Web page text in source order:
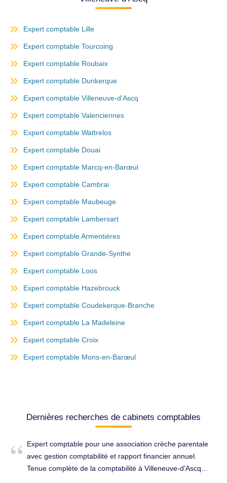
Expert comptable Lille
Expert comptable Tourcoing
Expert comptable Roubaix
Expert comptable Dunkerque
Expert comptable Villeneuve-d’Ascq
Expert comptable Valenciennes
Expert comptable Wattrelos
Expert comptable Douai
Expert comptable Marcq-en-Barœul
Expert comptable Cambrai
Expert comptable Maubeuge
Expert comptable Lambersart
Expert comptable Armentières
Expert comptable Grande-Synthe
Expert comptable Loos
Expert comptable Hazebrouck
Expert comptable Coudekerque-Branche
Expert comptable La Madeleine
Expert comptable Croix
Expert comptable Mons-en-Barœul
Dernières recherches de cabinets comptables
Expert comptable pour une association crèche parentale
avec gestion comptabilité et rapport financier annuel.
Tenue complète de la comptabilité à Villeneuve-d'Ascq